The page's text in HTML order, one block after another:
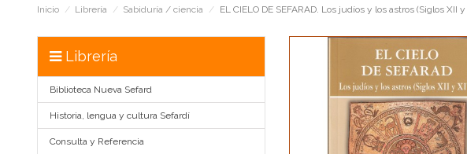
Inicio Librería Sabiduría / ciencia EL CIELO DE SEFARAD. Los judíos y los astros (Siglos XII y
Librería
Biblioteca Nueva Sefard
Historia, lengua y cultura Sefardí
Consulta y Referencia